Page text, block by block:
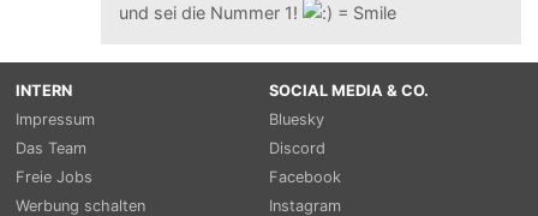
und sei die Nummer 1!
INTERN
Impressum
Das Team
Freie Jobs
Werbung schalten
SOCIAL MEDIA & CO.
Bluesky
Discord
Facebook
Instagram